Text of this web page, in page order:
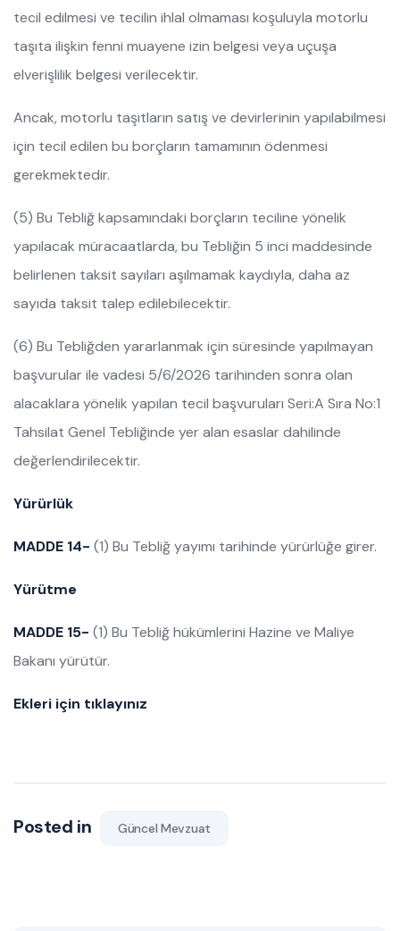
tecil edilmesi ve tecilin ihlal olmaması koşuluyla motorlu
taşıta ilişkin fenni muayene izin belgesi veya uçuşa
elverişlilik belgesi verilecektir.
Ancak, motorlu taşıtların satış ve devirlerinin yapılabilmesi
için tecil edilen bu borçların tamamının ödenmesi
gerekmektedir.
(5) Bu Tebliğ kapsamındaki borçların teciline yönelik
yapılacak müracaatlarda, bu Tebliğin 5 inci maddesinde
belirlenen taksit sayıları aşılmamak kaydıyla, daha az
sayıda taksit talep edilebilecektir.
(6) Bu Tebliğden yararlanmak için süresinde yapılmayan
başvurular ile vadesi 5/6/2026 tarihinden sonra olan
alacaklara yönelik yapılan tecil başvuruları Seri:A Sıra No:1
Tahsilat Genel Tebliğinde yer alan esaslar dahilinde
değerlendirilecektir.
Yürürlük
MADDE 14- (1) Bu Tebliğ yayımı tarihinde yürürlüğe girer.
Yürütme
MADDE 15- (1) Bu Tebliğ hükümlerini Hazine ve Maliye
Bakanı yürütür.
Ekleri için tıklayınız
Posted in Güncel Mevzuat